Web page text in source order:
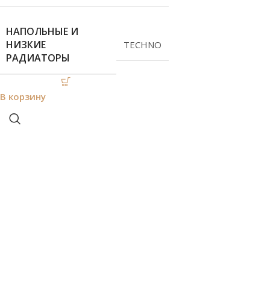
НАПОЛЬНЫЕ И
НИЗКИЕ
РАДИАТОРЫ
TECHNO
В корзину